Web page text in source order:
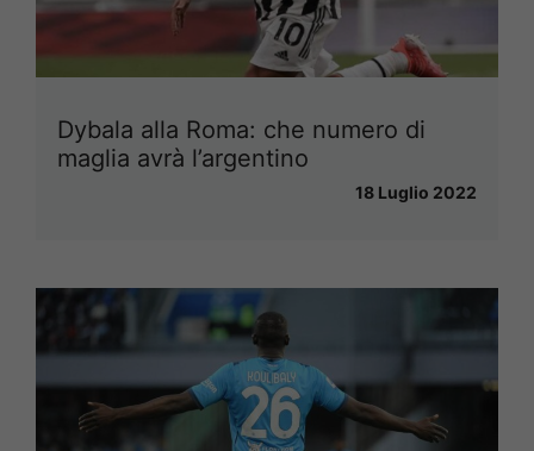
Dybala alla Roma: che numero di
maglia avrà l’argentino
18 Luglio 2022